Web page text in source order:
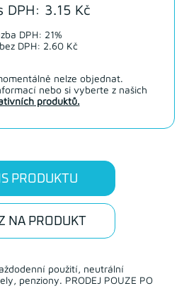
DPH: 3.15 Kč
DPH: 21%
DPH: 2.60 Kč
nelze objednat.
nebo si vyberte z našich
produktů.
PRODUKTU
NA PRODUKT
použití, neutrální
penziony. PRODEJ POUZE PO